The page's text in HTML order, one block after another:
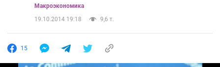
Mакроэкономика
19.10.2014 19:18
9,6 т.
15